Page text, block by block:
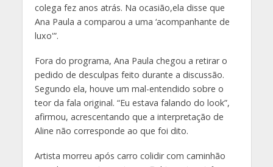
colega fez anos atrás. Na ocasião,ela disse que
Ana Paula a comparou a uma ‘acompanhante de
luxo'”.
Fora do programa, Ana Paula chegou a retirar o
pedido de desculpas feito durante a discussão.
Segundo ela, houve um mal-entendido sobre o
teor da fala original. “Eu estava falando do look”,
afirmou, acrescentando que a interpretação de
Aline não corresponde ao que foi dito.
Artista morreu após carro colidir com caminhão